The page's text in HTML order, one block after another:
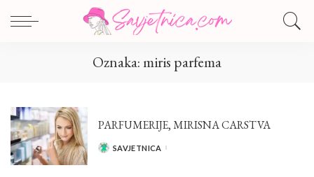
Oznaka:miris parfema
PARFUMERIJE, MIRISNA CARSTVA
POSTED
SAVJETNICA